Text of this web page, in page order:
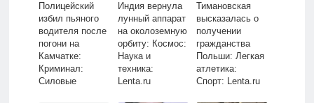
Полицейский
избил пьяного
водителя после
погони на
Камчатке:
Криминал:
Силовые
Индия вернула
лунный аппарат
на околоземную
орбиту: Космос:
Наука и
техника:
Lenta.ru
Тимановская
высказалась о
получении
гражданства
Польши: Легкая
атлетика:
Спорт: Lenta.ru